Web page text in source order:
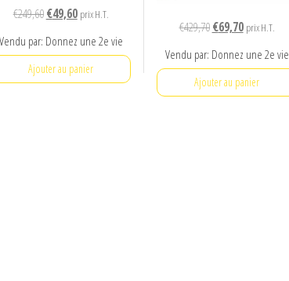
€249,60 Le
initial
était :
€249,60.
€49,60Le
actuel
est :
€49,60.
prix H.T.
Vendu par: Donnez une 2e vie
Ajouter au panier
€429,70 Le
initial
était :
€429,70.
€69,70Le
actuel
est :
€69,70.
prix H.T.
Vendu par: Donnez une 2e vie
Ajouter au panier